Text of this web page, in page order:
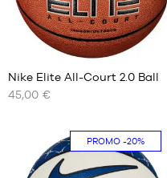
UNSERE
Größe
5
Nike Elite All-Court 2.0 Ball
45,00 €
PROMO-20%